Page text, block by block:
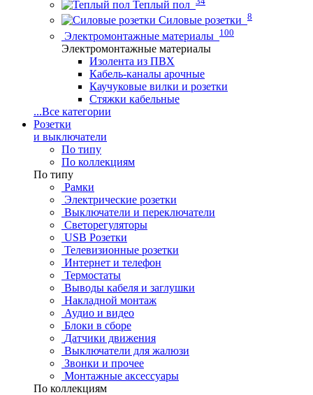
Теплый пол
Силовые розетки 8
Электромонтажные материалы 100
Электромонтажные материалы
Изолента из ПВХ
Кабель-каналы арочные
Каучуковые вилки и розетки
Стяжки кабельные
...Все категории
Розетки
и выключатели
По типу
По коллекциям
По типу
Рамки
Электрические розетки
Выключатели и переключатели
Светорегуляторы
USB Розетки
Телевизионные розетки
Интернет и телефон
Термостаты
Выводы кабеля и заглушки
Накладной монтаж
Аудио и видео
Блоки в сборе
Датчики движения
Выключатели для жалюзи
Звонки и прочее
Монтажные аксессуары
По коллекциям